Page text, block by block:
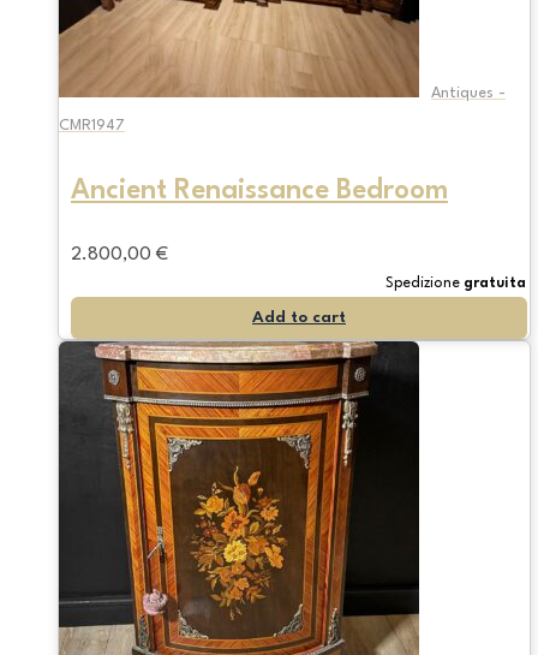
Antiques -
CMR1947
Ancient Renaissance Bedroom
2.800,00 €
Spedizione gratuita
Add to cart